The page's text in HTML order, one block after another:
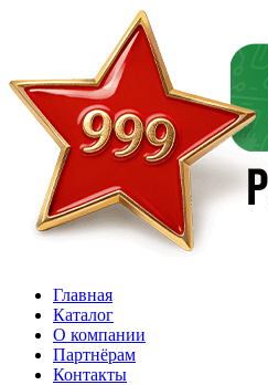
Главная
Каталог
О компании
Партнёрам
Контакты